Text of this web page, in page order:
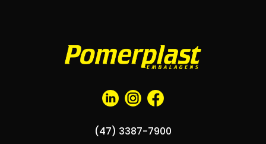
(47) 3387-7900